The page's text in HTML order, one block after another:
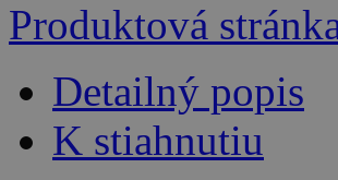
Produktová
Detailný popis
K stiahnutiu